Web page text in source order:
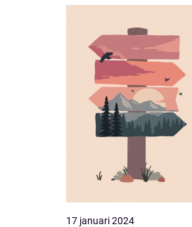
17 januari 2024